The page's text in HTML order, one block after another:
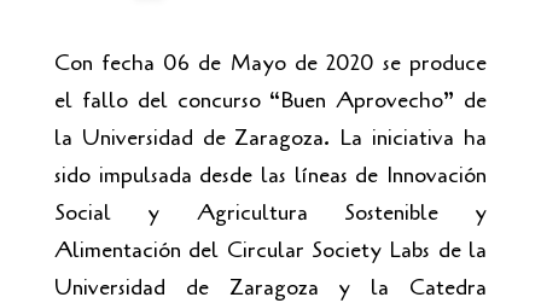
Con fecha 06 de Mayo de 2020 se produce
el fallo del concurso “Buen Aprovecho” de
la Universidad de Zaragoza. La iniciativa ha
sido impulsada desde las líneas de Innovación
Social y Agricultura Sostenible y
Alimentación del Circular Society Labs de la
Universidad de Zaragoza y la Catedra